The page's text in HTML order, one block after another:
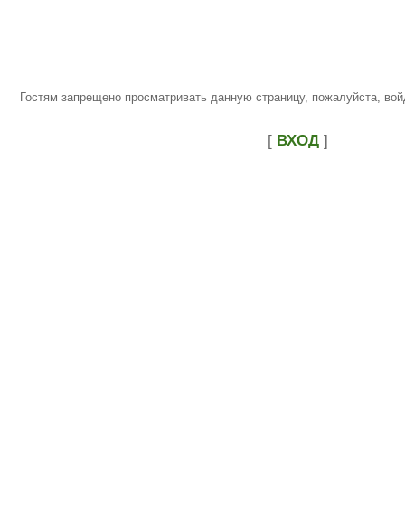
Гостям запрещено просматривать данную страницу, пожалуйста,
[ ВХОД ]